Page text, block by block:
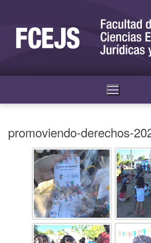
promoviendo-derechos-